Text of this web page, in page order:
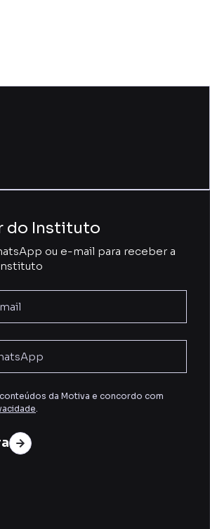
do Instituto
ou e-mail para receber a
da Motiva e concordo com